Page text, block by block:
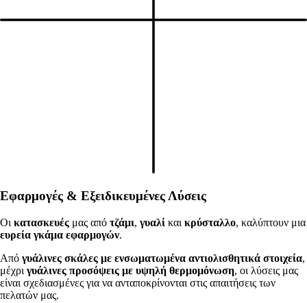
Εφαρμογές & Εξειδικευμένες Λύσεις
Οι κατασκευές μας από τζάμι, γυαλί και κρύσταλλο, καλύπτουν μια
ευρεία γκάμα εφαρμογών.
Από γυάλινες σκάλες με ενσωματωμένα αντιολισθητικά στοιχεία,
μέχρι γυάλινες προσόψεις με υψηλή θερμομόνωση, οι λύσεις μας
είναι σχεδιασμένες για να ανταποκρίνονται στις απαιτήσεις των
πελατών μας.